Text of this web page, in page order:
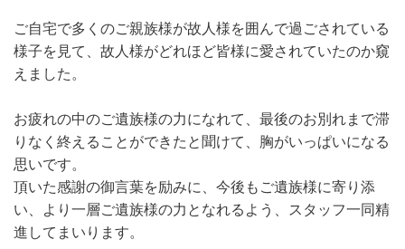
ご自宅で多くのご親族様が故人様を囲んで過ごされている
様子を見て、故人様がどれほど皆様に愛されていたのか窺
えました。
お疲れの中のご遺族様の力になれて、最後のお別れまで滞
りなく終えることができたと聞けて、胸がいっぱいになる
思いです。
頂いた感謝の御言葉を励みに、今後もご遺族様に寄り添
い、より一層ご遺族様の力となれるよう、スタッフ一同精
進してまいります。